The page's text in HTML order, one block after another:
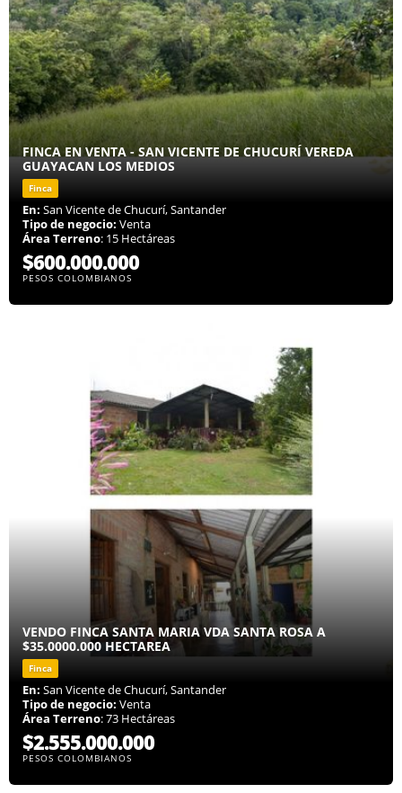
FINCA EN VENTA - SAN VICENTE DE CHUCURÍ VEREDA
GUAYACAN LOS MEDIOS
Finca
En: San Vicente de Chucurí, Santander
Tipo de negocio: Venta
Área Terreno: 15 Hectáreas
$600.000.000
PESOS COLOMBIANOS
VENDO FINCA SANTA MARIA VDA SANTA ROSA A
$35.0000.000 HECTAREA
Finca
En: San Vicente de Chucurí, Santander
Tipo de negocio: Venta
Área Terreno: 73 Hectáreas
$2.555.000.000
PESOS COLOMBIANOS